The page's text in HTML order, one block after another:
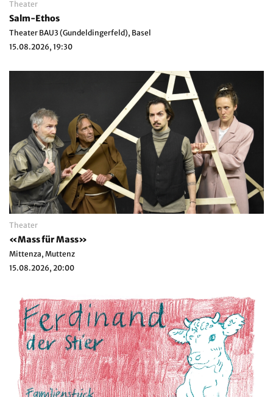
Theater
Salm-Ethos
Theater BAU3 (Gundeldingerfeld), Basel
15.08.2026, 19:30
Theater
«Mass für Mass»
Mittenza, Muttenz
15.08.2026, 20:00